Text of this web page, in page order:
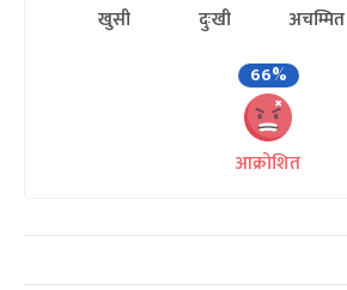
खुसी दुःखी अचम्मित
66%
आक्रोशित